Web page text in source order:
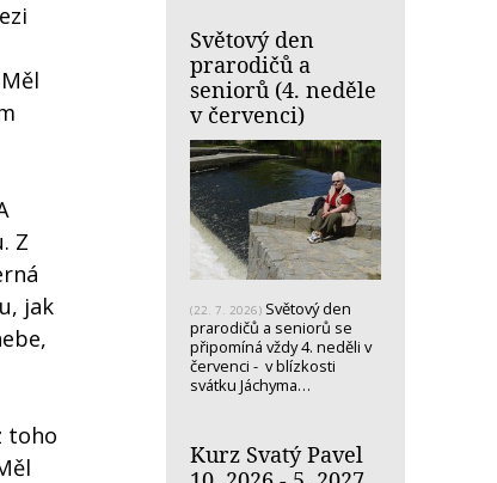
Z
jak
toho
Světový den
prarodičů a
seniorů (4. neděle
v červenci)
(22. 7. 2026) Světový den
prarodičů a seniorů se
připomíná vždy 4. neděli v
červenci - v blízkosti
svátku Jáchyma…
Kurz Svatý Pavel